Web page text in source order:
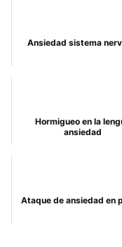
Ansiedad sistema
Hormigueo en la
ansiedad
Ataque de ansiedad en